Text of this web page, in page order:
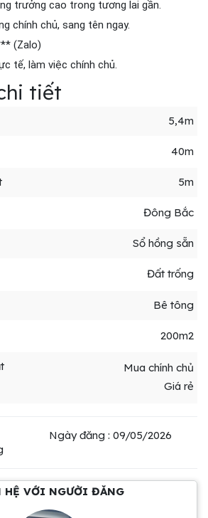
trưởng cao trong tương lai gần.
chính chủ, sang tên ngay.
(Zalo)
tế, làm việc chính chủ.
tiết
5,4m
40m
5m
Đông Bắc
Sổ hồng sẵn
Đất trống
Bê tông
200m2
Mua chính chủ
Giá rẻ
Ngày đăng : 09/05/2026
HỆ VỚI NGƯỜI ĐĂNG